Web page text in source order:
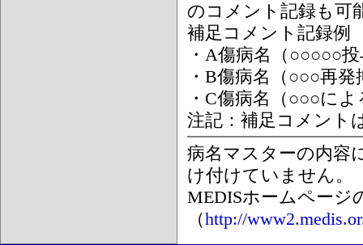
のコメント記録も可
補足コメント記録例
・A傷病名（○○○○○
・B傷病名（○○○再
・C傷病名（○○○に
注記：補足コメント
病名マスターの内容
け付けていません。
MEDISホームページ
（http://